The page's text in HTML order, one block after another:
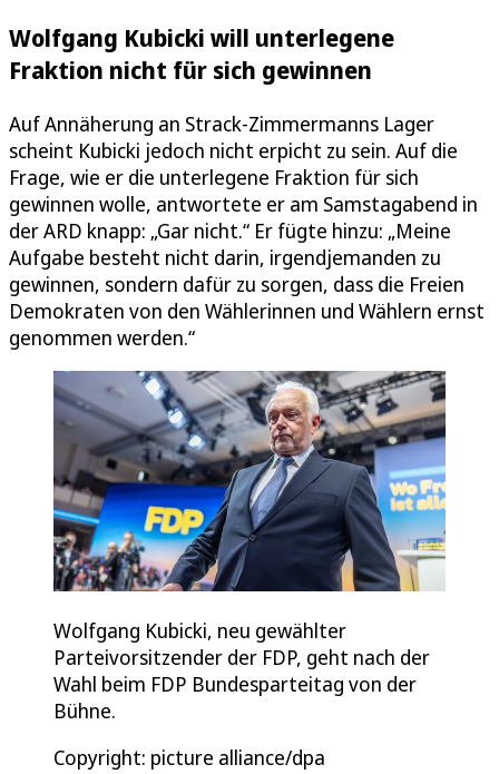
Wolfgang Kubicki will unterlegene
Fraktion nicht für sich gewinnen
Auf Annäherung an Strack-Zimmermanns Lager
scheint Kubicki jedoch nicht erpicht zu sein. Auf die
Frage, wie er die unterlegene Fraktion für sich
gewinnen wolle, antwortete er am Samstagabend in
der ARD knapp: „Gar nicht.“ Er fügte hinzu: „Meine
Aufgabe besteht nicht darin, irgendjemanden zu
gewinnen, sondern dafür zu sorgen, dass die Freien
Demokraten von den Wählerinnen und Wählern ernst
genommen werden.“
Wolfgang Kubicki, neu gewählter
Parteivorsitzender der FDP, geht nach der
Wahl beim FDP Bundesparteitag von der
Bühne.
Copyright: picture alliance/dpa